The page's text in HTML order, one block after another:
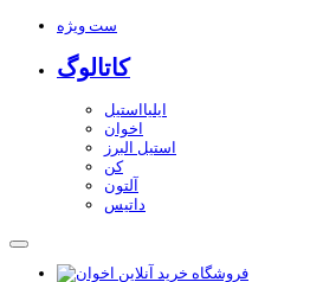
ست ویژه
کاتالوگ
ایلیااستیل
اخوان
استیل البرز
کن
آلتون
داتیس